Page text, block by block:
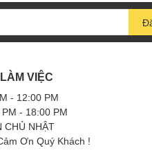
VIỆC
- 12:00 PM
- 18:00 PM
CHỦ NHẬT
Ơn Quý Khách !